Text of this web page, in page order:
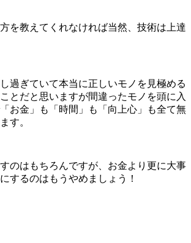
を教えてくれなければ当然、技術は上達
過ぎていて本当に正しいモノを見極める
とだと思いますが間違ったモノを頭に入
お金」も「時間」も「向上心」も全て無
す。
のはもちろんですが、お金より更に大事
するのはもうやめましょう！